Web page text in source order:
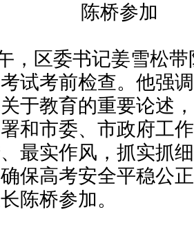
陈桥参加
，区委书记姜雪松
试考前检查。他强
于教育的重要论述
和市委、市政府工
最实作风，抓实抓
保高考安全平稳公
陈桥参加。